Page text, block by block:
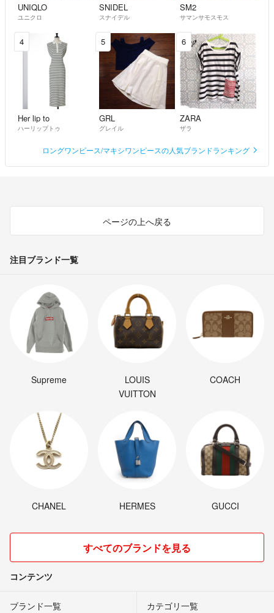
UNIQLO
ユニクロ
SNIDEL
スナイデル
SM2
サマンサモスモス
4
Her lip to
ハーリップトゥ
5
GRL
グレイル
6
ZARA
ザラ
ロングワンピース/マキシワンピースの人気ブランドランキング
ページの上へ戻る
注目ブランド一覧
Supreme
LOUIS
VUITTON
COACH
CHANEL HERMES GUCCI
すべてのブランドを見る
コンテンツ
ブランド一覧 カテゴリ一覧